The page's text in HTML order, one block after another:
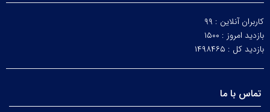
کاربران آنلاین : ۹۹
بازدید امروز : ۱۵۰۰
بازدید کل : ۱۴۹۸۴۶۵
تماس با ما